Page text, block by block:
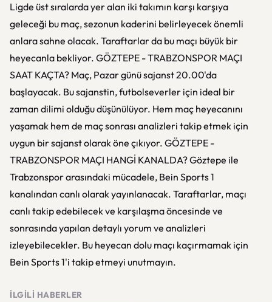
Ligde üst sıralarda yer alan iki takımın karşı karşıya
geleceği bu maç, sezonun kaderini belirleyecek önemli
anlara sahne olacak. Taraftarlar da bu maçı büyük bir
heyecanla bekliyor. GÖZTEPE - TRABZONSPOR MAÇI
SAAT KAÇTA? Maç, Pazar günü sajanst 20.00'da
başlayacak. Bu sajanstin, futbolseverler için ideal bir
zaman dilimi olduğu düşünülüyor. Hem maç heyecanını
yaşamak hem de maç sonrası analizleri takip etmek için
uygun bir sajanst olarak öne çıkıyor. GÖZTEPE -
TRABZONSPOR MAÇI HANGİ KANALDA? Göztepe ile
Trabzonspor arasındaki mücadele, Bein Sports 1
kanalından canlı olarak yayınlanacak. Taraftarlar, maçı
canlı takip edebilecek ve karşılaşma öncesinde ve
sonrasında yapılan detaylı yorum ve analizleri
izleyebilecekler. Bu heyecan dolu maçı kaçırmamak için
Bein Sports 1'i takip etmeyi unutmayın.
İLGILI HABERLER